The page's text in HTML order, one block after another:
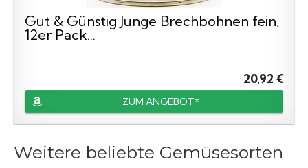
Gut & Günstig Junge Brechbohnen fein,
12er Pack...
20,92 €
ZUM ANGEBOT*
Weitere beliebte Gemüsesorten